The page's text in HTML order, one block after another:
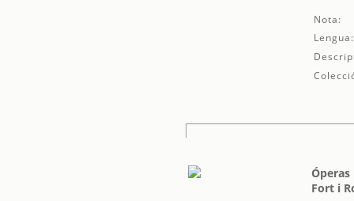
Nota:
Lengua:
Óperas
Fort i